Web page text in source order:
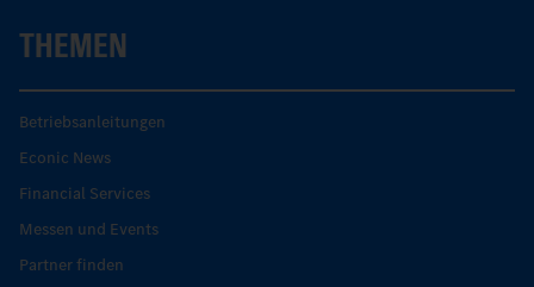
THEMEN
Betriebsanleitungen
Econic News
Financial Services
Messen und Events
Partner finden